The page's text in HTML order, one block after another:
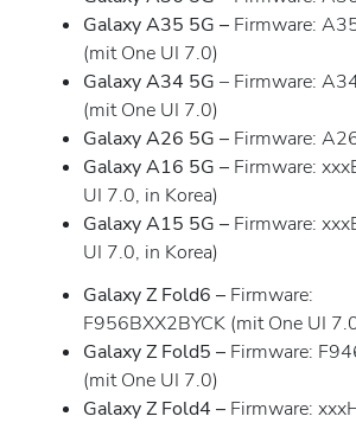
Galaxy A35 5G – Firmware:
(mit One UI 7.0)
Galaxy A34 5G – Firmware:
(mit One UI 7.0)
Galaxy A26 5G – Firmware:
Galaxy A16 5G – Firmware:
UI 7.0, in Korea)
Galaxy A15 5G – Firmware:
UI 7.0, in Korea)
Galaxy Z Fold6 – Firmware:
F956BXX2BYCK (mit One UI
Galaxy Z Fold5 – Firmware:
(mit One UI 7.0)
Galaxy Z Fold4 – Firmware: